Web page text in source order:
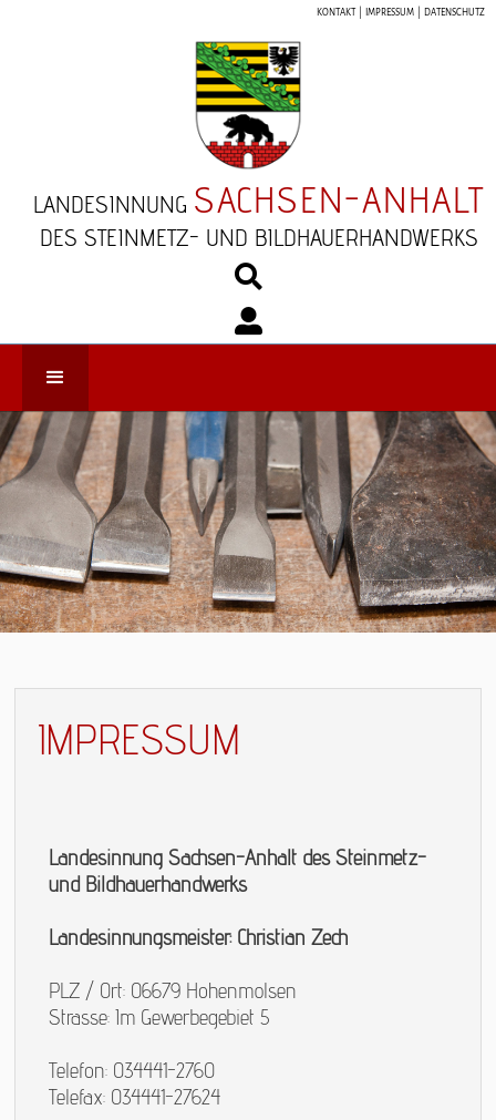
KONTAKT IMPRESSUM DATENSCHUTZ
LANDESINNUNG SACHSEN-ANHALT
DES STEINMETZ- UND BILDHAUERHANDWERKS


IMPRESSUM
Landesinnung Sachsen-Anhalt des Steinmetz-
und Bildhauerhandwerks
Landesinnungsmeister: Christian Zech
PLZ / Ort: 06679 Hohenmölsen
Strasse: Im Gewerbegebiet 5
Telefon: 034441-2760
Telefax: 034441-27624